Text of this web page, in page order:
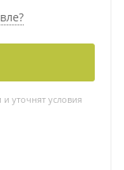
уточнят условия